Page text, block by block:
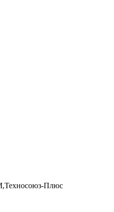
Плюс